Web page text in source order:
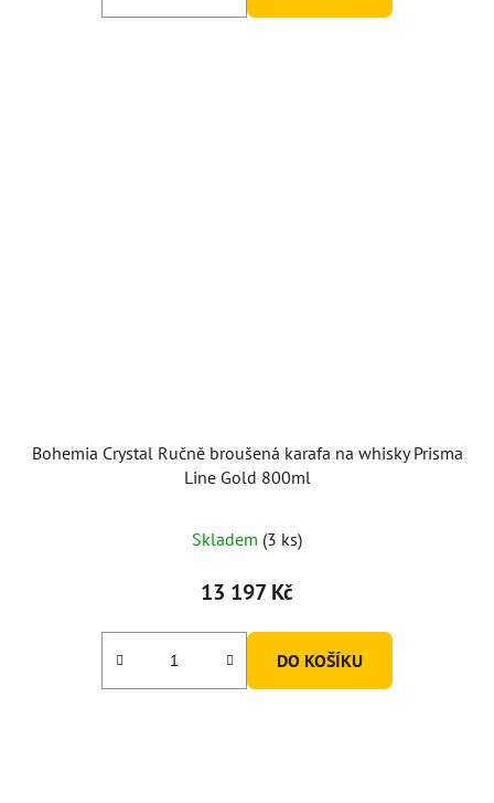
Bohemia Crystal Ručně broušená karafa na whisky Prisma
Line Gold 800ml
Skladem (3 ks)
13 197 Kč
DO KOŠÍKU